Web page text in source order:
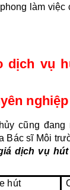
làm việc
dịch vụ
nghiệp
cũng
Bác sĩ Môi
dịch vụ hút
hút